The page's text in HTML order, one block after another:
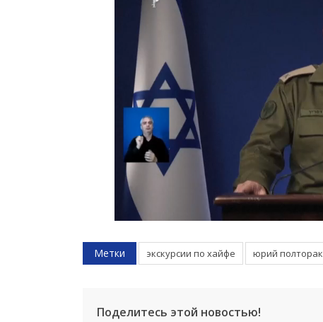
Метки экскурсии по хайфе юрий полторак
Поделитесь этой новостью!